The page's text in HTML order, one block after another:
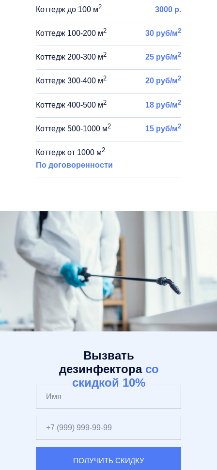
Коттедж до 100 м2 3000 р.
Коттедж 100-200 м2 30 руб/м2
Коттедж 200-300 м2 25 руб/м2
Коттедж 300-400 м2 20 руб/м2
Коттедж 400-500 м2 18 руб/м2
Коттедж 500-1000 м2 15 руб/м2
Коттедж от 1000 м2
По договоренности
ПОЛУЧИТЬ СКИДКУ
Вызвать
дезинфектора со
скидкой 10%